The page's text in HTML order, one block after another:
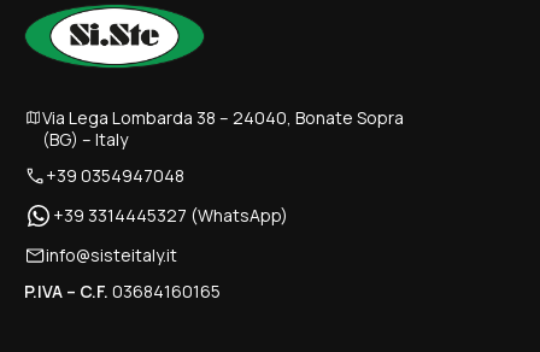
Via Lega Lombarda 38 – 24040, Bonate Sopra
(BG) – Italy
+39 0354947048
+39 3314445327 (WhatsApp)
info@sisteitaly.it
P.IVA – C.F. 03684160165